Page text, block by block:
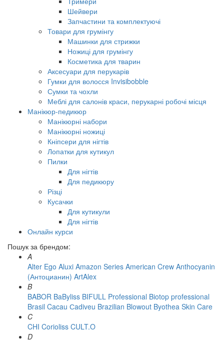
Шейвери
Запчастини та комплектуючі
Товари для грумінгу
Машинки для стрижки
Ножиці для грумінгу
Косметика для тварин
Аксесуари для перукарів
Гумки для волосся Invisibobble
Сумки та чохли
Меблі для салонів краси, перукарні робочі місця
Манікюр-педикюр
Манікюрні набори
Манікюрні ножиці
Кніпсери для нігтів
Лопатки для кутикул
Пилки
Для нігтів
Для педикюру
Різці
Кусачки
Для кутикули
Для нігтів
Онлайн курси
Пошук за брендом:
A
Alter Ego Aluxi Amazon Series American Crew Anthocyanin
(Антоцианин) ArtAlex
B
BABOR BaByliss BIFULL Professional Biotop professional
Brasil Cacau Сadiveu Brazilian Blowout Byothea Skin Care
C
CHI Corioliss CULT.O
D